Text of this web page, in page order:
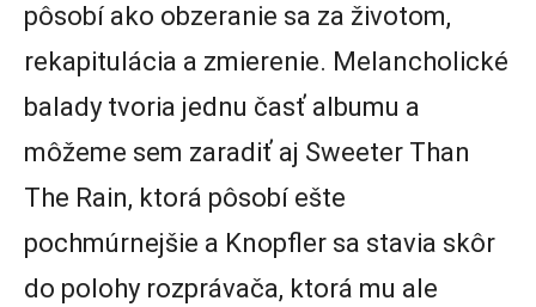
pôsobí ako obzeranie sa za životom,
rekapitulácia a zmierenie. Melancholické
balady tvoria jednu časť albumu a
môžeme sem zaradiť aj Sweeter Than
The Rain, ktorá pôsobí ešte
pochmúrnejšie a Knopfler sa stavia skôr
do polohy rozprávača, ktorá mu ale